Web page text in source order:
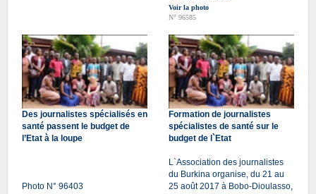
Voir la photo
N° 96585
Des journalistes spécialisés en
santé passent le budget de
l’Etat à la loupe
Photo N° 96403
Formation de journalistes
spécialistes de santé sur le
budget de l`Etat
L`Association des journalistes
du Burkina organise, du 21 au
25 août 2017 à Bobo-Dioulasso,